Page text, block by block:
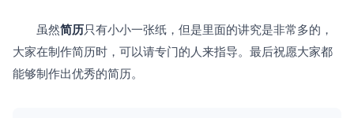
虽然简历只有小小一张纸，但是里面的讲究是非常多的，
大家在制作简历时，可以请专门的人来指导。最后祝愿大家都
能够制作出优秀的简历。